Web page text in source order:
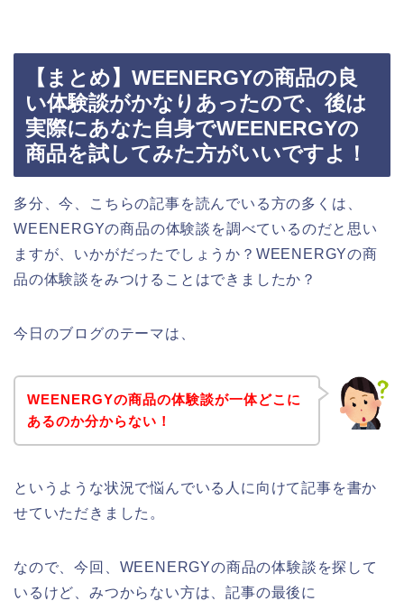
【まとめ】WEENERGYの商品の良
い体験談がかなりあったので、後は
実際にあなた自身でWEENERGYの
商品を試してみた方がいいですよ！
多分、今、こちらの記事を読んでいる方の多くは、
WEENERGYの商品の体験談を調べているのだと思い
ますが、いかがだったでしょうか？WEENERGYの商
品の体験談をみつけることはできましたか？
今日のブログのテーマは、
WEENERGYの商品の体験談が一体どこに
あるのか分からない！
というような状況で悩んでいる人に向けて記事を書か
せていただきました。
なので、今回、WEENERGYの商品の体験談を探して
いるけど、みつからない方は、記事の最後に